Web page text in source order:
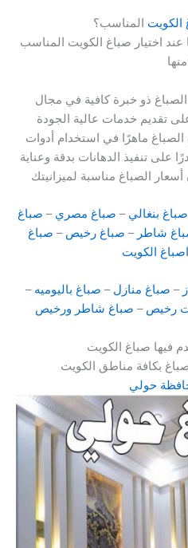
الكويت المناسب؟
اختيار صباغ الكويت المناسب
ذو خبرة كافية في مجال
ماهرًا في استخدام أدوات
صباغ بنغالي – صباغ مصري – صباغ
شاطر – صباغ رخيص – صباغ
اصباغ الكويت
– صباغ منازل – صباغ باليوميه –
رخيص – صباغ شاطر ورخيص
فيها صباغ الكويت
بكافة مناطق الكويت
حولي